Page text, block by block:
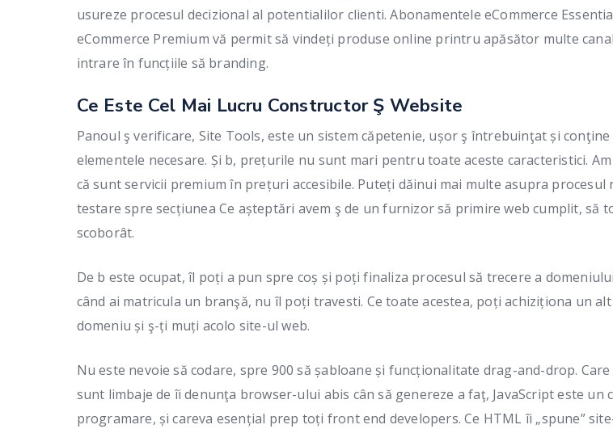
usureze procesul decizional al potentialilor clienti. Abonamentele eCommerce
eCommerce Premium vă permit să vindeți produse online printru apăsător multe
intrare în funcțiile să branding.
Ce Este Cel Mai Lucru Constructor Ş Website
Panoul ş verificare, Site Tools, este un sistem căpetenie, ușor ş întrebuinţat și
elementele necesare. Și b, prețurile nu sunt mari pentru toate aceste caracteristici.
că sunt servicii premium în prețuri accesibile. Puteți dăinui mai multe asupra procesul
testare spre secțiunea Ce așteptări avem ş de un furnizor să primire web cumplit, să
scoborât.
De b este ocupat, îl poți a pun spre coș și poți finaliza procesul să trecere a
când ai matricula un branşă, nu îl poți travesti. Ce toate acestea, poți achiziționa un
domeniu și ş-ți muți acolo site-ul web.
Nu este nevoie să codare, spre 900 să șabloane și funcționalitate drag-and-drop. Care
sunt limbaje de îi denunţa browser-ului abis cân să genereze a faţ, JavaScript este un
programare, și careva esențial prep toți front end developers. Ce HTML îi „spune”